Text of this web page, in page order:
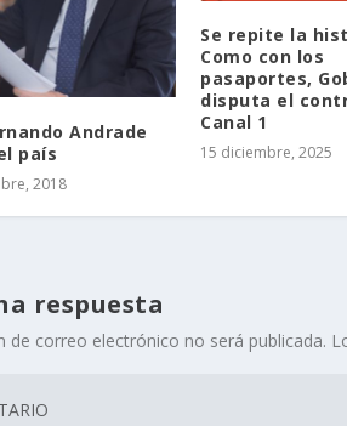
Andrade
país
2018
Se repite la
Como con los
pasaportes,
disputa el
Canal 1
15 diciembre, 2025
respuesta
de correo electrónico no será publicada.